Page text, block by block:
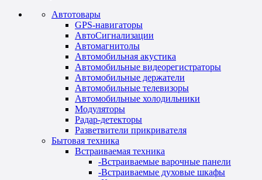
Автотовары
GPS-навигаторы
АвтоСигнализации
Автомагнитолы
Автомобильная акустика
Автомобильные видеорегистраторы
Автомобильные держатели
Автомобильные телевизоры
Автомобильные холодильники
Модуляторы
Радар-детекторы
Разветвители прикривателя
Бытовая техника
Встраиваемая техника
-Встраиваемые варочные панели
-Встраиваемые духовые шкафы